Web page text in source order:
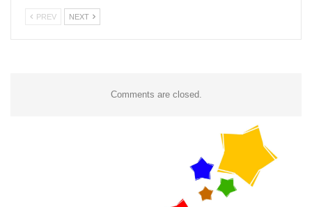
PREV NEXT
Comments are closed.